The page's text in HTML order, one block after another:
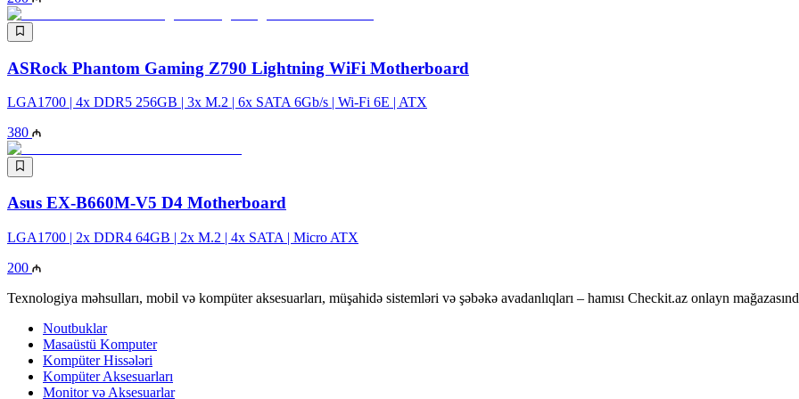
ASRock Phantom Gaming Z790 Lightning WiFi Motherboard
LGA1700 | 4x DDR5 256GB | 3x M.2 | 6x SATA 6Gb/s | Wi-Fi 6E | ATX
380
Asus EX-B660M-V5 D4 Motherboard
LGA1700​​​​​​​ | 2x DDR4 64GB | 2x M.2 | 4x SATA | Micro ATX
200
Texnologiya məhsulları, mobil və kompüter aksesuarları, müşahidə sistemləri və şəbəkə avadanlıqları – hamısı Checkit.az onlayn
Noutbuklar
Masaüstü Komputer
Kompüter Hissələri
Kompüter Aksesuarları
Monitor və Aksesuarlar